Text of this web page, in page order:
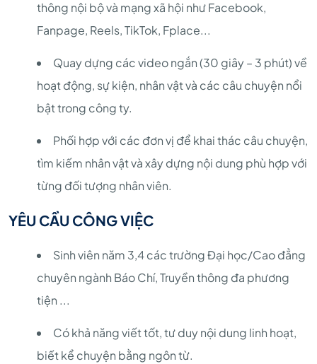
thông nội bộ và mạng xã hội như Facebook,
Fanpage, Reels, TikTok, Fplace...
Quay dựng các video ngắn (30 giây – 3 phút) về
hoạt động, sự kiện, nhân vật và các câu chuyện nổi
bật trong công ty.
Phối hợp với các đơn vị để khai thác câu chuyện,
tìm kiếm nhân vật và xây dựng nội dung phù hợp với
từng đối tượng nhân viên.
YÊU CẦU CÔNG VIỆC
Sinh viên năm 3,4 các trường Đại học/Cao đẳng
chuyên ngành Báo Chí, Truyền thông đa phương
tiện ...
Có khả năng viết tốt, tư duy nội dung linh hoạt,
biết kể chuyện bằng ngôn từ.